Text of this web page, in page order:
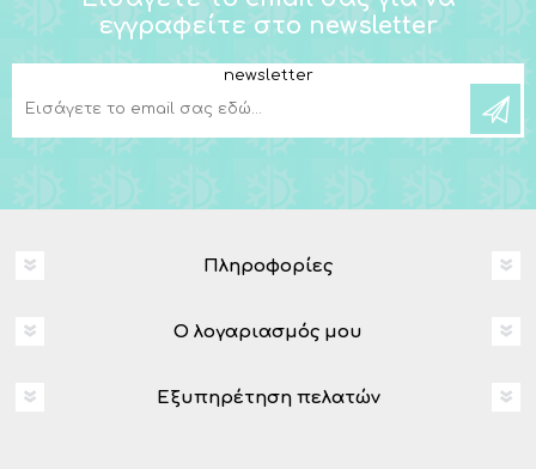
εγγραφείτε στο newsletter
newsletter
Πληροφορίες
Ο λογαριασμός μου
Εξυπηρέτηση πελατών